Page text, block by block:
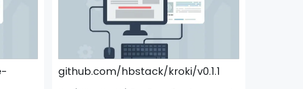
github.com/hbstack/kroki/v0.1.1